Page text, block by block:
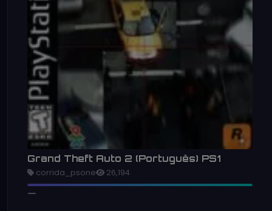
Grand Theft Auto 2 (Português) PS1
corrida_psone 26,194